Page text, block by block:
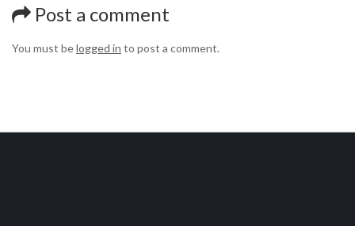
Post a comment
You must belogged in to post a comment.